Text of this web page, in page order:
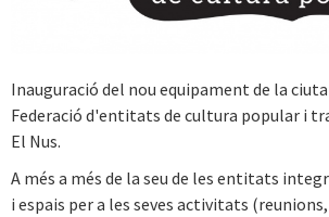
Inauguració del nou equipament de la
Federació d'entitats de cultura popular i
El Nus.
A més a més de la seu de les entitats
i espais per a les seves activitats